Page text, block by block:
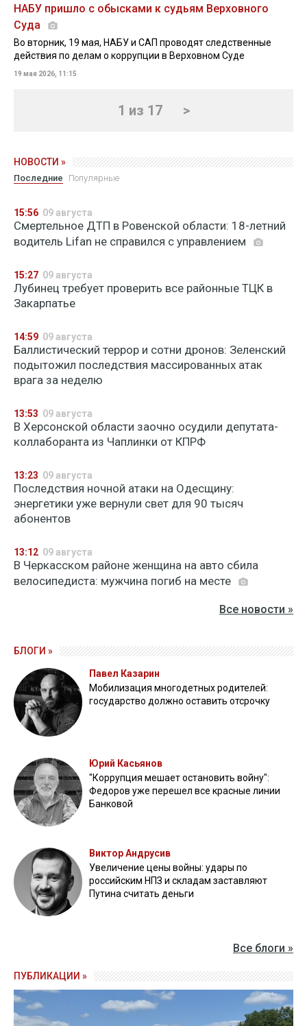
НАБУ пришло с обысками к судьям Верховного
Суда
Во вторник, 19 мая, НАБУ и САП проводят следственные
действия по делам о коррупции в Верховном Суде
19 мая 2026, 11:15
1 из 17 >
НОВОСТИ »
Последние Популярные
15:56 09 августа
Смертельное ДТП в Ровенской области: 18-летний
водитель Lifan не справился с управлением
15:27 09 августа
Лубинец требует проверить все районные ТЦК в
Закарпатье
14:59 09 августа
Баллистический террор и сотни дронов: Зеленский
подытожил последствия массированных атак
врага за неделю
13:53 09 августа
В Херсонской области заочно осудили депутата-
коллаборанта из Чаплинки от КПРФ
13:23 09 августа
Последствия ночной атаки на Одесщину:
энергетики уже вернули свет для 90 тысяч
абонентов
13:12 09 августа
В Черкасском районе женщина на авто сбила
велосипедиста: мужчина погиб на месте
Все новости »
БЛОГИ »
Павел Казарин
Мобилизация многодетных родителей:
государство должно оставить отсрочку
Юрий Касьянов
"Коррупция мешает остановить войну":
Федоров уже перешел все красные линии
Банковой
Виктор Андрусив
Увеличение цены войны: удары по
российским НПЗ и складам заставляют
Путина считать деньги
Все блоги »
ПУБЛИКАЦИИ »